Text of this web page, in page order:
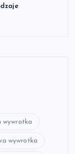
wywrotka
wywrotka